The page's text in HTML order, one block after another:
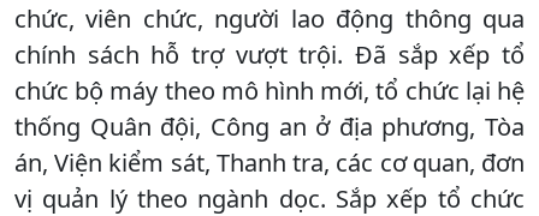
chức, viên chức, người lao động thông qua
chính sách hỗ trợ vượt trội. Đã sắp xếp tổ
chức bộ máy theo mô hình mới, tổ chức lại hệ
thống Quân đội, Công an ở địa phương, Tòa
án, Viện kiểm sát, Thanh tra, các cơ quan, đơn
vị quản lý theo ngành dọc. Sắp xếp tổ chức